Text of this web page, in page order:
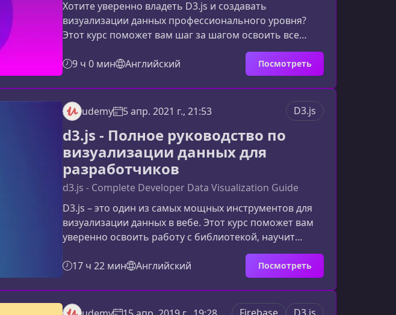
Хотите уверенно владеть D3.js и создавать
визуализации данных профессионального уровня?
Этот курс поможет вам шаг за шагом освоить все
ключевые инструменты библиотеки, понять логику
работы D3 и научиться создавать интерактивные,
адаптивные и эстетичные графики для реальных
проектов.Что представляет собой D3.js и зачем он
нуженD3.js — это мощная JavaScript‑библиотека,
которая позволяет связывать данные с элементами
DOM и создавать на их основе
9 ч 0 мин Английский Посмотреть
udemy 5 апр. 2021 г., 21:53 D3.js
d3.js - Полное руководство по
визуализации данных для
разработчиков
d3.js - Complete Developer Data Visualization Guide
D3.js – это один из самых мощных инструментов для
визуализации данных в вебе. Этот курс поможет вам
уверенно освоить работу с библиотекой, научит
превращать данные в информативные, динамичные и
эстетичные визуализации и создаст прочную основу
для дальнейшего развития в сфере аналитики и
фронтенд‑разработки.Что вы узнаете в этом
курсеКурс последовательно проведёт вас от базовой
17 ч 22 мин Английский Посмотреть